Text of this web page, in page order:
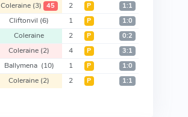
Coleraine (3) 45 2 Р 1:1
Cliftonvil (6) 1 Р 1:0
Coleraine 2 Р 0:2
Coleraine (2) 4 Р 3:1
Ballymena (10) 1 Р 1:0
Coleraine (2) 2 Р 1:1